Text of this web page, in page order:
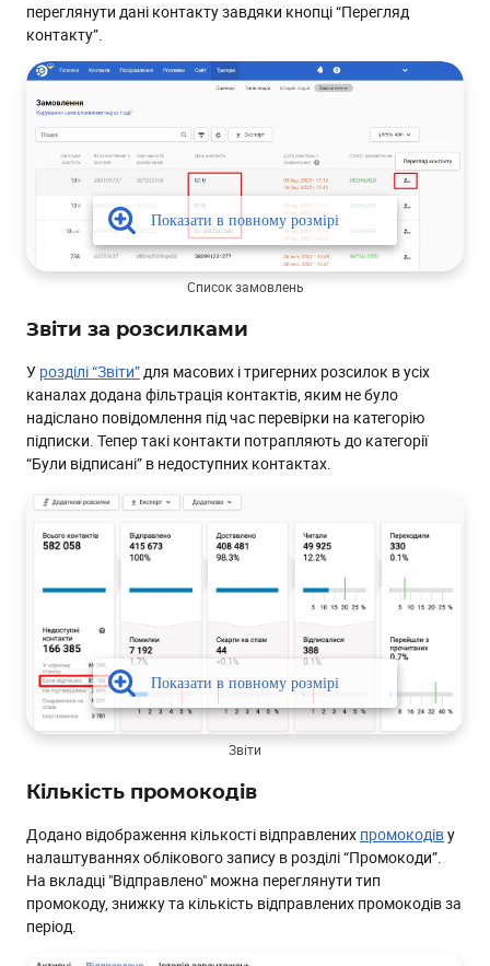
переглянути дані контакту завдяки кнопці “Перегляд
контакту”.
Список замовлень
Звіти за розсилками
У розділі “Звіти”для масових і тригерних розсилок в усіх
каналах додана фільтрація контактів, яким не було
надіслано повідомлення під час перевірки на категорію
підписки. Тепер такі контакти потрапляють до категорії
“Були відписані” в недоступних контактах.
Звіти
Кількість промокодів
Додано відображення кількості відправлених промокодіву
налаштуваннях облікового запису в розділі “Промокоди”.
На вкладці "Відправлено" можна переглянути тип
промокоду, знижку та кількість відправлених промокодів за
період.